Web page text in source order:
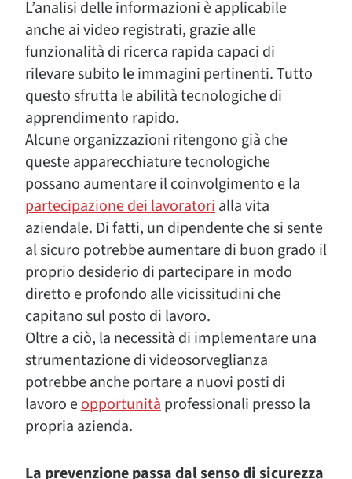
L’analisi delle informazioni è applicabile
anche ai video registrati, grazie alle
funzionalità di ricerca rapida capaci di
rilevare subito le immagini pertinenti. Tutto
questo sfrutta le abilità tecnologiche di
apprendimento rapido.
Alcune organizzazioni ritengono già che
queste apparecchiature tecnologiche
possano aumentare il coinvolgimento e la
partecipazione dei lavoratorialla vita
aziendale. Di fatti, un dipendente che si sente
al sicuro potrebbe aumentare di buon grado il
proprio desiderio di partecipare in modo
diretto e profondo alle vicissitudini che
capitano sul posto di lavoro.
Oltre a ciò, la necessità di implementare una
strumentazione di videosorveglianza
potrebbe anche portare a nuovi posti di
lavoro eopportunitàprofessionali presso la
propria azienda.
La prevenzione passa dal senso di sicurezza